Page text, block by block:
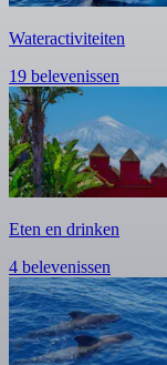
Wateractiviteiten
19 belevenissen
Eten en drinken
4 belevenissen